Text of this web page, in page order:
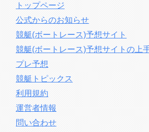
トップページ
公式からのお知らせ
競艇(ボートレース)予想サイト
競艇(ボートレース)予想サイトの上
プレ予想
競艇トピックス
利用規約
運営者情報
問い合わせ